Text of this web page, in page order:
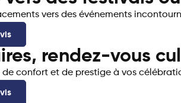
vers des événements
rendez-vous
confort et de prestige à vos